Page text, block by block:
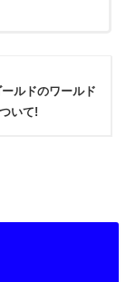
ルドのワールド
いて!